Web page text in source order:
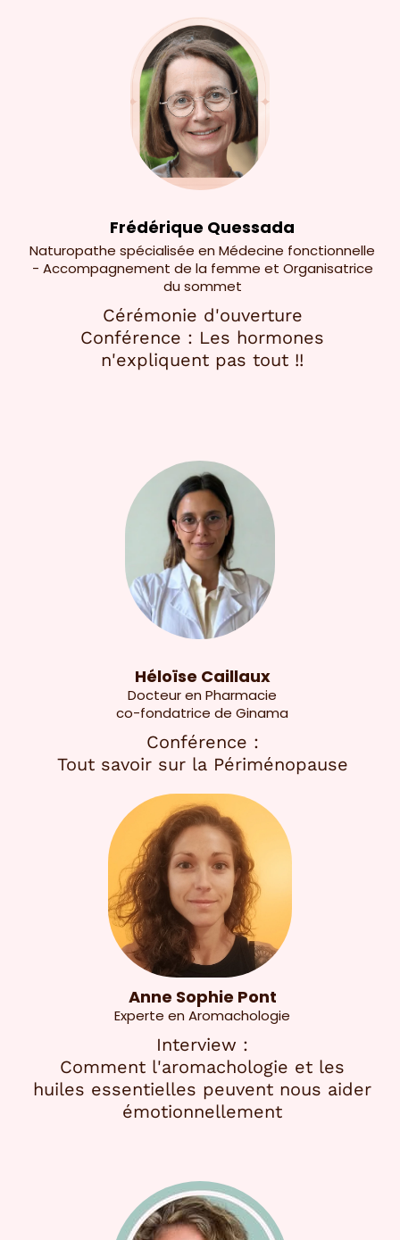
Frédérique Quessada
Naturopathe spécialisée en Médecine fonctionnelle
- Accompagnement de la femme et Organisatrice
du sommet
Cérémonie d'ouverture
Conférence : Les hormones
n'expliquent pas tout !!
Héloïse Caillaux
Docteur en Pharmacie
co-fondatrice de Ginama
Conférence :
Tout savoir sur la Périménopause
Anne Sophie Pont
Experte en Aromachologie
Interview :
Comment l'aromachologie et les
huiles essentielles peuvent nous aider
émotionnellement